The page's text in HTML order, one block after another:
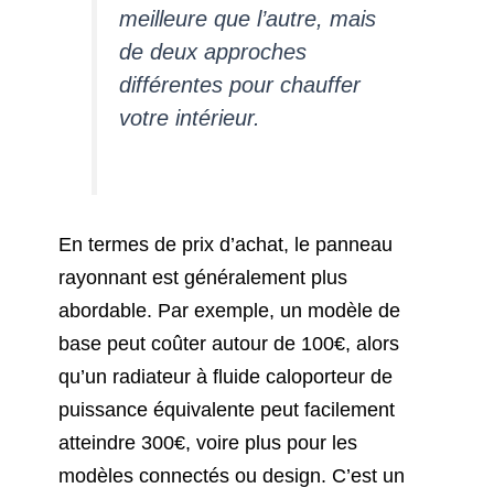
meilleure que l’autre, mais
de deux approches
différentes pour chauffer
votre intérieur.
En termes de prix d’achat, le panneau
rayonnant est généralement plus
abordable. Par exemple, un modèle de
base peut coûter autour de 100€, alors
qu’un radiateur à fluide caloporteur de
puissance équivalente peut facilement
atteindre 300€, voire plus pour les
modèles connectés ou design. C’est un